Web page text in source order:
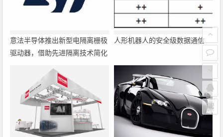
意法半导体推出新型电隔离栅极
驱动器，借助先进隔离技术简化
人形机器人的安全级数据通信